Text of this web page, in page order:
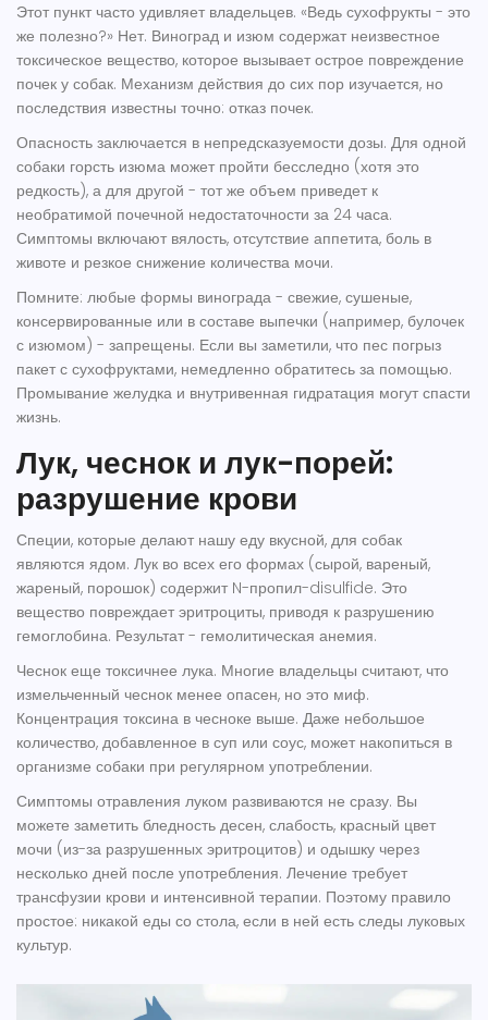
Этот пункт часто удивляет владельцев. «Ведь сухофрукты - это
же полезно?» Нет. Виноград и изюм содержат неизвестное
токсическое вещество, которое вызывает острое повреждение
почек у собак. Механизм действия до сих пор изучается, но
последствия известны точно: отказ почек.
Опасность заключается в непредсказуемости дозы. Для одной
собаки горсть изюма может пройти бесследно (хотя это
редкость), а для другой - тот же объем приведет к
необратимой почечной недостаточности за 24 часа.
Симптомы включают вялость, отсутствие аппетита, боль в
животе и резкое снижение количества мочи.
Помните: любые формы винограда - свежие, сушеные,
консервированные или в составе выпечки (например, булочек
с изюмом) - запрещены. Если вы заметили, что пес погрыз
пакет с сухофруктами, немедленно обратитесь за помощью.
Промывание желудка и внутривенная гидратация могут спасти
жизнь.
Лук, чеснок и лук-порей:
разрушение крови
Специи, которые делают нашу еду вкусной, для собак
являются ядом. Лук во всех его формах (сырой, вареный,
жареный, порошок) содержит N-пропил-disulfide. Это
вещество повреждает эритроциты, приводя к разрушению
гемоглобина. Результат - гемолитическая анемия.
Чеснок еще токсичнее лука. Многие владельцы считают, что
измельченный чеснок менее опасен, но это миф.
Концентрация токсина в чесноке выше. Даже небольшое
количество, добавленное в суп или соус, может накопиться в
организме собаки при регулярном употреблении.
Симптомы отравления луком развиваются не сразу. Вы
можете заметить бледность десен, слабость, красный цвет
мочи (из-за разрушенных эритроцитов) и одышку через
несколько дней после употребления. Лечение требует
трансфузии крови и интенсивной терапии. Поэтому правило
простое: никакой еды со стола, если в ней есть следы луковых
культур.